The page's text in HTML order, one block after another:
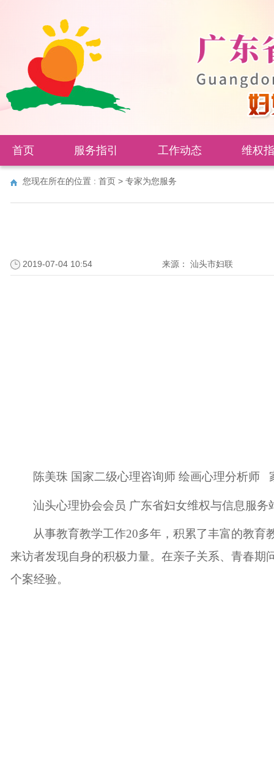
首页 服务指引 工作动态 维权
您现在所在的位置 : 首页 > 专家为您服务
2019-07-04 10:54 来源： 汕头市妇联
陈美珠 国家二级心理咨询师 绘画心理分析师
汕头心理协会会员 广东省妇女维权与信息服务
从事教育教学工作20多年，积累了丰富的教
来访者发现自身的积极力量。在亲子关系、青春
个案经验。